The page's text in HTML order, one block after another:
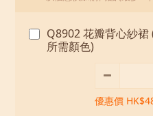
Q8902 花瓣背心紗裙
所需顏色)
優惠價